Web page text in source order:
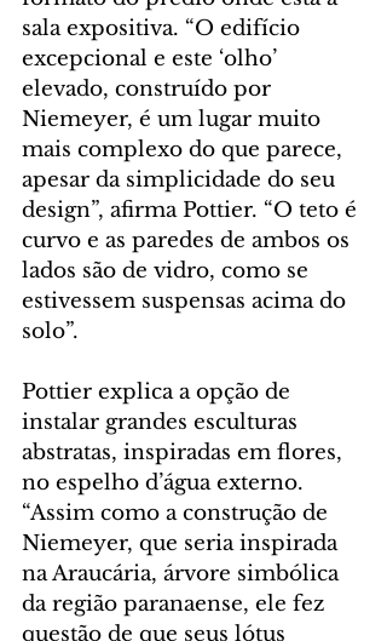
sala expositiva. “O edifício
excepcional e este ‘olho’
elevado, construído por
Niemeyer, é um lugar muito
mais complexo do que parece,
apesar da simplicidade do seu
design”, afirma Pottier. “O teto é
curvo e as paredes de ambos os
lados são de vidro, como se
estivessem suspensas acima do
solo”.
Pottier explica a opção de
instalar grandes esculturas
abstratas, inspiradas em flores,
no espelho d’água externo.
“Assim como a construção de
Niemeyer, que seria inspirada
na Araucária, árvore simbólica
da região paranaense, ele fez
questão de que seus lótus